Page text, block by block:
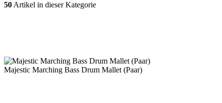
50 Artikel in dieser Kategorie
Majestic Marching Bass Drum Mallet (Paar)